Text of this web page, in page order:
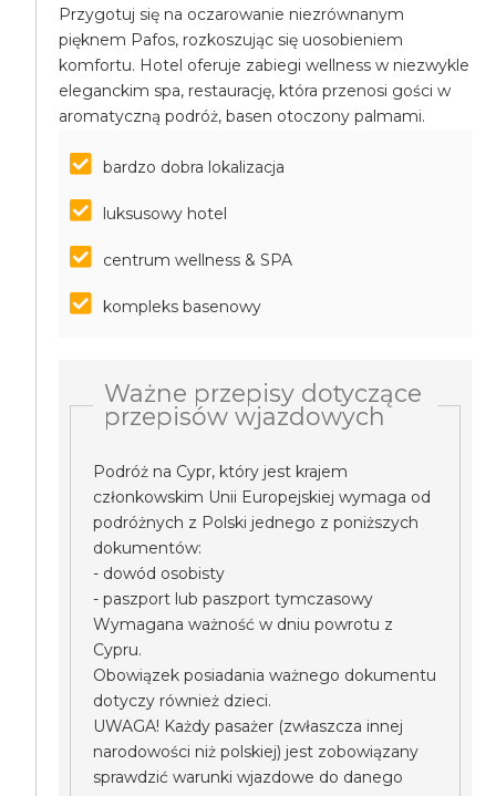
Przygotuj się na oczarowanie niezrównanym
pięknem Pafos, rozkoszując się uosobieniem
komfortu. Hotel oferuje zabiegi wellness w niezwykle
eleganckim spa, restaurację, która przenosi gości w
aromatyczną podróż, basen otoczony palmami.
bardzo dobra lokalizacja
luksusowy hotel
centrum wellness & SPA
kompleks basenowy
Ważne przepisy dotyczące
przepisów wjazdowych
Podróż na Cypr, który jest krajem
członkowskim Unii Europejskiej wymaga od
podróżnych z Polski jednego z poniższych
dokumentów:
- dowód osobisty
- paszport lub paszport tymczasowy
Wymagana ważność w dniu powrotu z
Cypru.
Obowiązek posiadania ważnego dokumentu
dotyczy również dzieci.
UWAGA! Każdy pasażer (zwłaszcza innej
narodowości niż polskiej) jest zobowiązany
sprawdzić warunki wjazdowe do danego